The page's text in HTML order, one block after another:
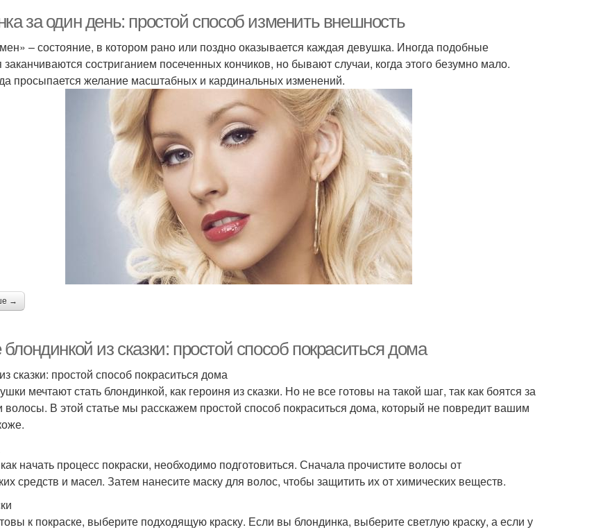
за один день: простой способ изменить внешность
– состояние, в котором рано или поздно оказывается каждая девушка. Иногда подобные
состриганием посеченных кончиков, но бывают случаи, когда этого безумно мало.
просыпается желание масштабных и кардинальных изменений.
→
из сказки: простой способ покраситься дома
сказки: простой способ покраситься дома
мечтают стать блондинкой, как героиня из сказки. Но не все готовы на такой шаг, так как боятся за
волосы. В этой статье мы расскажем простой способ покраситься дома, который не повредит вашим
начать процесс покраски, необходимо подготовиться. Сначала прочистите волосы от
средств и масел. Затем нанесите маску для волос, чтобы защитить их от химических веществ.
к покраске, выберите подходящую краску. Если вы блондинка, выберите светлую краску, а если у